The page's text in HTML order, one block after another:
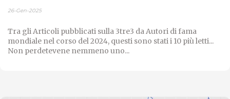
26-Gen-2025
Tra gli Articoli pubblicati sulla 3tre3 da Autori di fama
mondiale nel corso del 2024, questi sono stati i 10 più letti...
Non perdetevene nemmeno uno...